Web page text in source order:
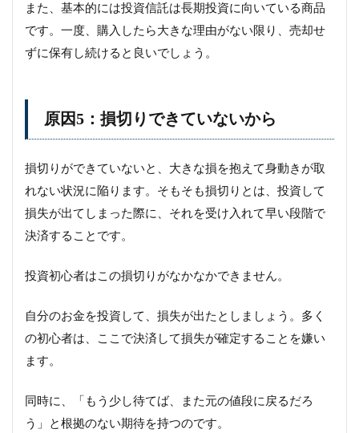
また、基本的には投資信託は長期投資に向いている商品
です。一度、購入したら大きな理由がない限り、売却せ
ずに保有し続けると良いでしょう。
原因5：損切りできていないから
損切りができていないと、大きな損を抱えて身動きが取
れない状況に陥ります。そもそも損切りとは、投資して
損失が出てしまった際に、それを受け入れて早い段階で
決済することです。
投資初心者はこの損切りがなかなかできません。
自分のお金を投資して、損失が出たとしましょう。多く
の初心者は、ここで決済して損失が確定することを嫌い
ます。
同時に、「もう少し待てば、また元の値段に戻るだろ
う」と根拠のない期待を持つのです。